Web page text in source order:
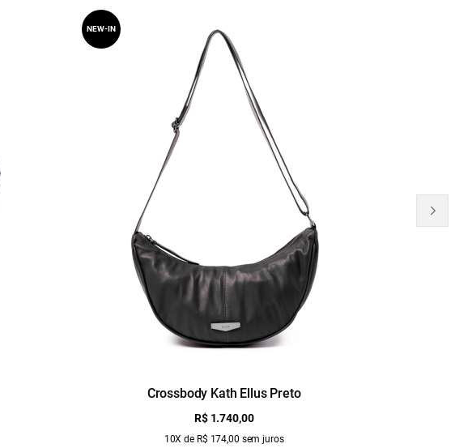
Crossbody Kath Ellus Preto
R$ 1.740,00
10X de R$ 174,00 sem juros
NEW-IN